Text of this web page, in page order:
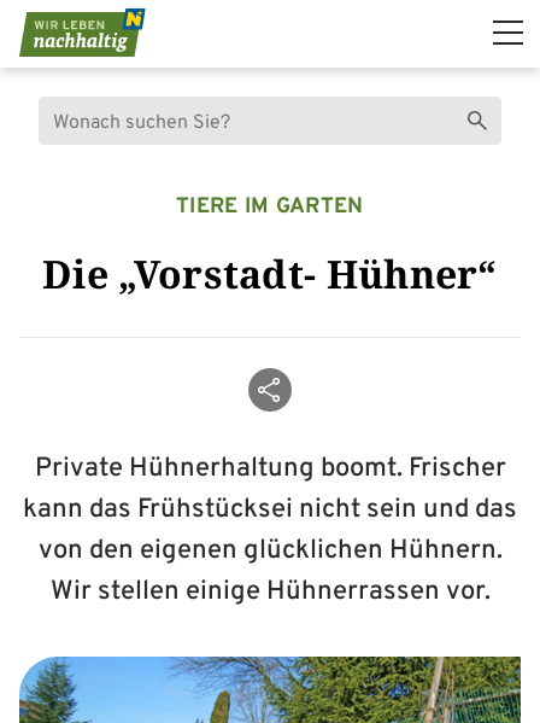
Navigation überspringen
Suche Suchen
TIERE IM GARTEN
Die „Vorstadt- Hühner“
Beitrag teilen
Private Hühnerhaltung boomt. Frischer
kann das Frühstücksei nicht sein und das
von den eigenen glücklichen Hühnern.
Wir stellen einige Hühnerrassen vor.